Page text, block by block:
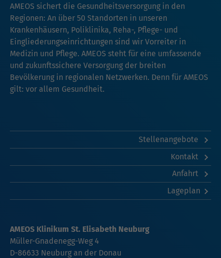
AMEOS sichert die Gesundheitsversorgung in den
Regionen: An über 50 Standorten in unseren
Krankenhäusern, Poliklinika, Reha-, Pflege- und
Eingliederungseinrichtungen sind wir Vorreiter in
Medizin und Pflege. AMEOS steht für eine umfassende
und zukunftssichere Versorgung der breiten
Bevölkerung in regionalen Netzwerken. Denn für AMEOS
gilt: vor allem Gesundheit.
Stellenangebote
Kontakt
Anfahrt
Lageplan
AMEOS Klinikum St. Elisabeth Neuburg
Müller-Gnadenegg-Weg 4
D-86633 Neuburg an der Donau